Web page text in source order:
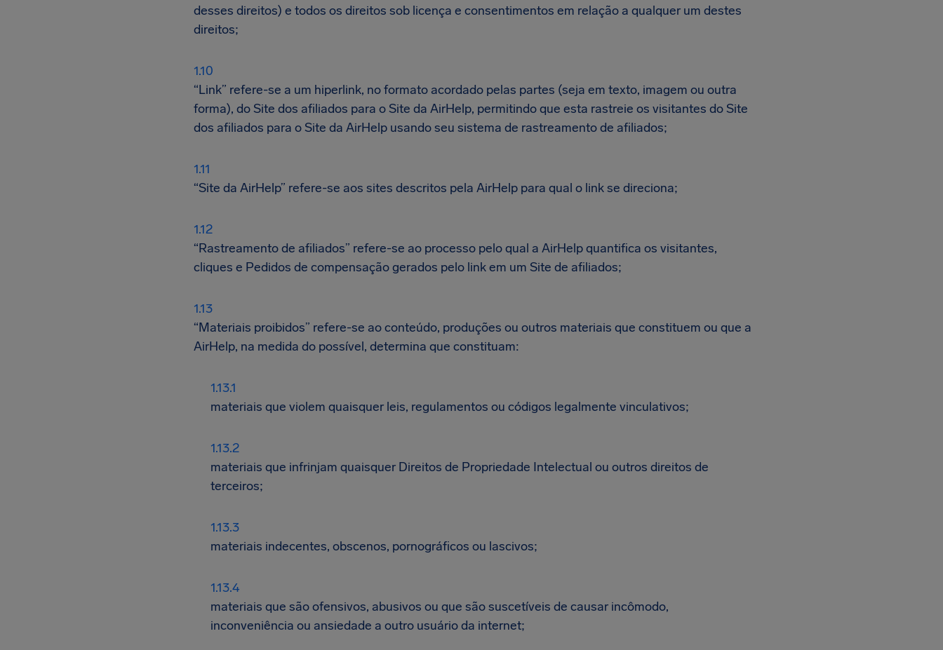
desses direitos) e todos os direitos sob licença e consentimentos em relação a qualquer um destes
direitos;
“Link” refere-se a um hiperlink, no formato acordado pelas partes (seja em texto, imagem ou outra
forma), do Site dos afiliados para o Site da AirHelp, permitindo que esta rastreie os visitantes do Site
dos afiliados para o Site da AirHelp usando seu sistema de rastreamento de afiliados;
“Site da AirHelp” refere-se aos sites descritos pela AirHelp para qual o link se direciona;
“Rastreamento de afiliados” refere-se ao processo pelo qual a AirHelp quantifica os visitantes,
cliques e Pedidos de compensação gerados pelo link em um Site de afiliados;
“Materiais proibidos” refere-se ao conteúdo, produções ou outros materiais que constituem ou que a
AirHelp, na medida do possível, determina que constituam:
materiais que violem quaisquer leis, regulamentos ou códigos legalmente vinculativos;
materiais que infrinjam quaisquer Direitos de Propriedade Intelectual ou outros direitos de
terceiros;
materiais indecentes, obscenos, pornográficos ou lascivos;
materiais que são ofensivos, abusivos ou que são suscetíveis de causar incômodo,
inconveniência ou ansiedade a outro usuário da internet;